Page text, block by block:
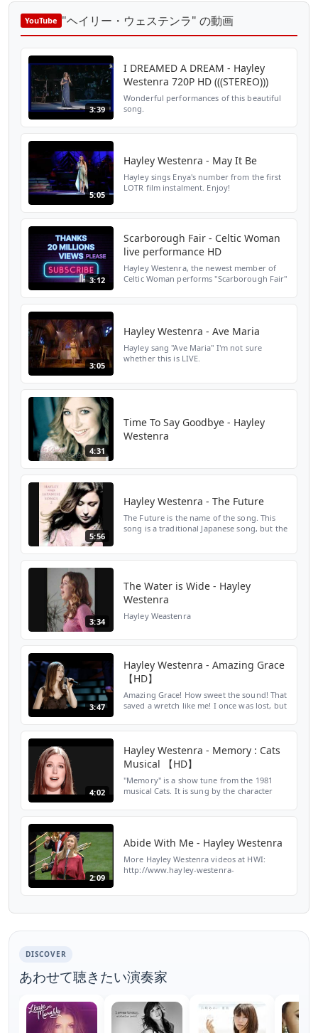
YouTube "ヘイリー・ウェステンラ" の動画
3:39
I DREAMED A DREAM - Hayley
Westenra 720P HD (((STEREO)))
Wonderful performances of this beautiful
song.
5:05
Hayley Westenra - May It Be
Hayley sings Enya's number from the first
LOTR film instalment. Enjoy!
3:12
Scarborough Fair - Celtic Woman
live performance HD
Hayley Westenra, the newest member of
Celtic Woman performs "Scarborough Fair"
3:05
Hayley Westenra - Ave Maria
Hayley sang "Ave Maria" I'm not sure
whether this is LIVE.
4:31
Time To Say Goodbye - Hayley
Westenra
5:56
Hayley Westenra - The Future
The Future is the name of the song. This
song is a traditional Japanese song, but the
3:34
The Water is Wide - Hayley
Westenra
Hayley Weastenra
3:47
Hayley Westenra - Amazing Grace
【HD】
Amazing Grace! How sweet the sound! That
saved a wretch like me! I once was lost, but
4:02
Hayley Westenra - Memory : Cats
Musical 【HD】
"Memory" is a show tune from the 1981
musical Cats. It is sung by the character
2:09
Abide With Me - Hayley Westenra
More Hayley Westenra videos at HWI:
http://www.hayley-westenra-
DISCOVER
あわせて聴きたい演奏家